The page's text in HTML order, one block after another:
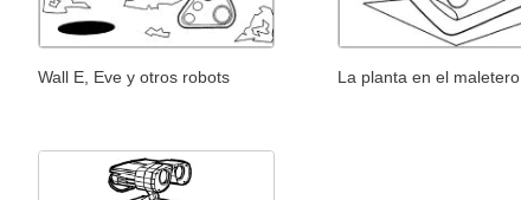
Wall E, Eve y otros robots La planta en el maletero